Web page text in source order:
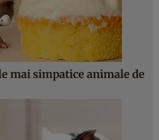
mai simpatice animale de